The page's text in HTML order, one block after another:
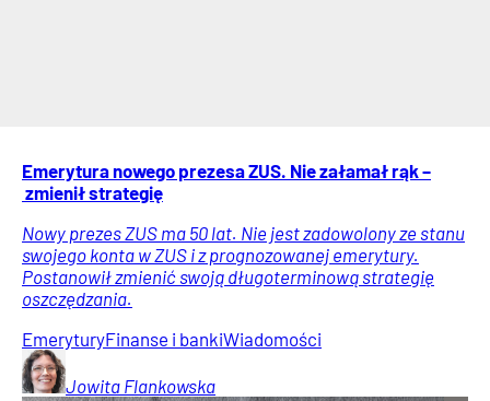
Emerytura nowego prezesa ZUS. Nie załamał rąk –
zmienił strategię
Nowy prezes ZUS ma 50 lat. Nie jest zadowolony ze stanu
swojego konta w ZUS i z prognozowanej emerytury.
Postanowił zmienić swoją długoterminową strategię
oszczędzania.
EmeryturyFinanse i bankiWiadomości
Jowita Flankowska